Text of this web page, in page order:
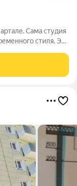
Сама студия
стиля. Это
Здесь всё